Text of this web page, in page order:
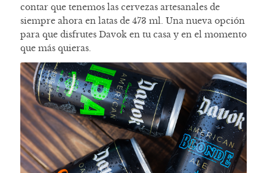
contar que tenemos las cervezas artesanales de
siempre ahora en latas de 473 ml. Una nueva opción
para que disfrutes Davok en tu casa y en el momento
que más quieras.